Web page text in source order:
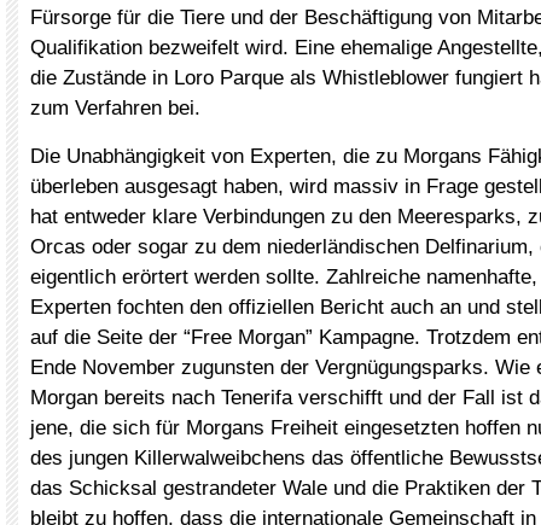
Fürsorge für die Tiere und der Beschäftigung von
Qualifikation bezweifelt wird. Eine ehemalige
die Zustände in Loro Parque als Whistleblower fungiert
zum Verfahren bei.
Die Unabhängigkeit von Experten, die zu Morgans
überleben ausgesagt haben, wird massiv in Frage
hat entweder klare Verbindungen zu den Meeresparks,
Orcas oder sogar zu dem niederländischen Delfinarium,
eigentlich erörtert werden sollte. Zahlreiche namenhafte,
Experten fochten den offiziellen Bericht auch an und
auf die Seite der “Free Morgan” Kampagne. Trotzdem
Ende November zugunsten der Vergnügungsparks. Wie
Morgan bereits nach Tenerifa verschifft und der Fall ist
jene, die sich für Morgans Freiheit eingesetzten hoffen
des jungen Killerwalweibchens das öffentliche
das Schicksal gestrandeter Wale und die Praktiken der
bleibt zu hoffen, dass die internationale Gemeinschaft